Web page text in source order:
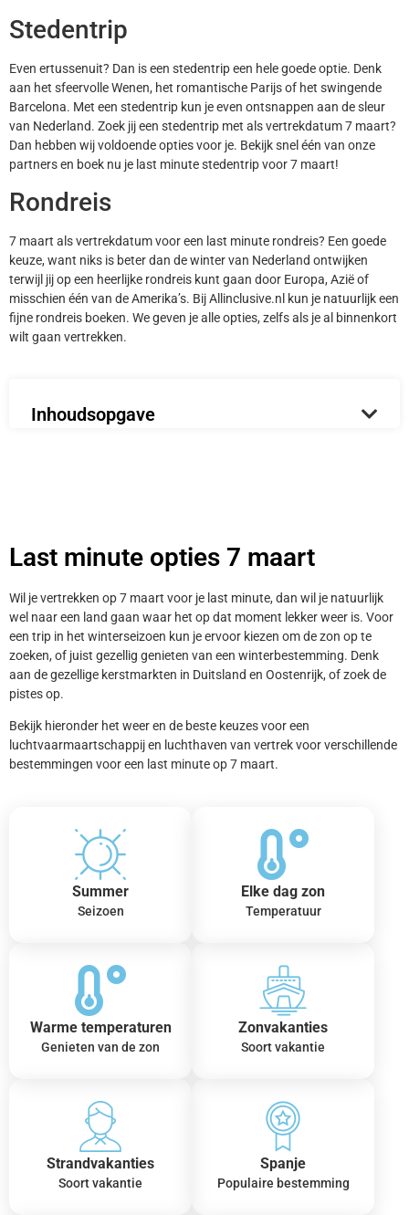
Stedentrip
Even ertussenuit? Dan is een stedentrip een hele goede optie. Denk
aan het sfeervolle Wenen, het romantische Parijs of het swingende
Barcelona. Met een stedentrip kun je even ontsnappen aan de sleur
van Nederland. Zoek jij een stedentrip met als vertrekdatum 7 maart?
Dan hebben wij voldoende opties voor je. Bekijk snel één van onze
partners en boek nu je last minute stedentrip voor 7 maart!
Rondreis
7 maart als vertrekdatum voor een last minute rondreis? Een goede
keuze, want niks is beter dan de winter van Nederland ontwijken
terwijl jij op een heerlijke rondreis kunt gaan door Europa, Azië of
misschien één van de Amerika’s. Bij Allinclusive.nl kun je natuurlijk een
fijne rondreis boeken. We geven je alle opties, zelfs als je al binnenkort
wilt gaan vertrekken.
Inhoudsopgave
Last minute opties 7 maart
Wil je vertrekken op 7 maart voor je last minute, dan wil je natuurlijk
wel naar een land gaan waar het op dat moment lekker weer is. Voor
een trip in het winterseizoen kun je ervoor kiezen om de zon op te
zoeken, of juist gezellig genieten van een winterbestemming. Denk
aan de gezellige kerstmarkten in Duitsland en Oostenrijk, of zoek de
pistes op.
Bekijk hieronder het weer en de beste keuzes voor een
luchtvaarmaartschappij en luchthaven van vertrek voor verschillende
bestemmingen voor een last minute op 7 maart.
Summer
Seizoen
Elke dag zon
Temperatuur
Warme temperaturen
Genieten van de zon
Zonvakanties
Soort vakantie
Strandvakanties
Soort vakantie
Spanje
Populaire bestemming